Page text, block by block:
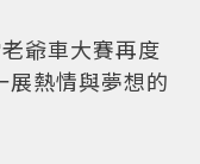
爺車大賽再度
展熱情與夢想的